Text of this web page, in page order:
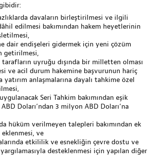
davaların birleştirilmesi ve ilgili
edilmesi bakımından hakem heyetlerinin
dair endişeleri gidermek için yeni çözüm
getirilmesi,
uyruğu dışında bir milletten olması
ve acil durum hakemine başvurunun hariç
anlaşmalarına dayalı tahkime özel
Seri Tahkim bakımından eşik
Doları’ndan 3 milyon ABD Doları’na
hüküm verilmeyen talepleri bakımından ek
ve
etkililik ve esnekliğin çevre dostu ve
desteklenmesi için yapılan diğer